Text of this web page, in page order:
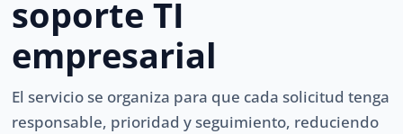
soporte TI
empresarial
El servicio se organiza para que cada solicitud tenga
responsable, prioridad y seguimiento, reduciendo